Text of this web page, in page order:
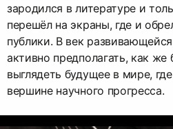
зародился в литературе и
перешёл на экраны, где и
публики. В век
активно предполагать, как
выглядеть будущее в мире,
вершине научного прогресса.